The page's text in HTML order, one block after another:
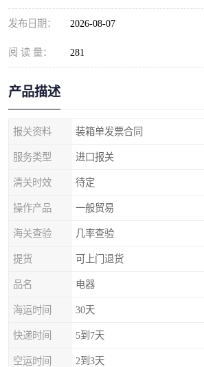
发布日期： 2026-08-07
阅 读 量： 281
产品描述
报关资料 装箱单发票合同
服务类型 进口报关
清关时效 待定
操作产品 一般贸易
海关查验 几率查验
提货 可上门退货
品名 电器
海运时间 30天
快递时间 5到7天
空运时间 2到3天